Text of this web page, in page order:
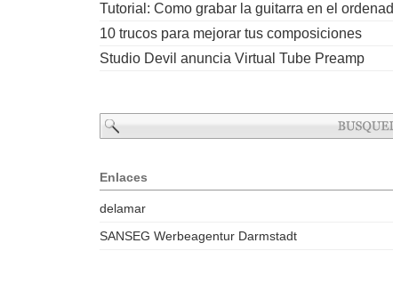
Tutorial: Como grabar la guitarra en el
10 trucos para mejorar tus composiciones
Studio Devil anuncia Virtual Tube Preamp
Enlaces
delamar
SANSEG Werbeagentur Darmstadt